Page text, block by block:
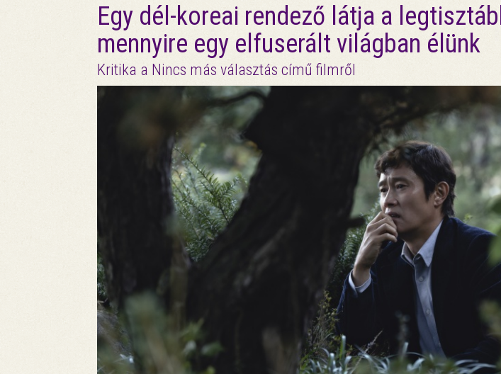
Egy dél-koreai rendező látja a
mennyire egy elfuserált világban élünk
Kritika a Nincs más választás című filmről